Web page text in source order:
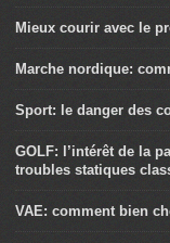
Mieux courir avec le
Marche nordique:
Sport: le danger des
GOLF: l’intérêt de la
troubles statiques
VAE: comment bien